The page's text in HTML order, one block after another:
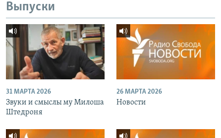
Выпуски
31 МАРТА 2026
Звуки и смыслы му Милоша
Штедроня
26 МАРТА 2026
Новости